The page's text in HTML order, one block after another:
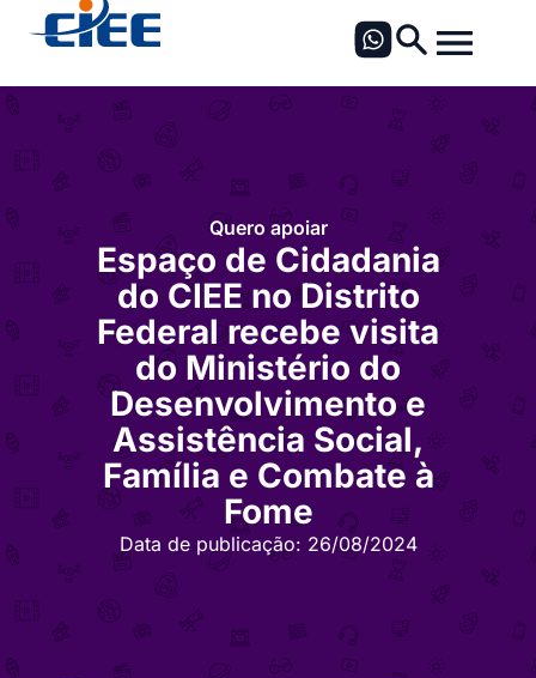
Quero apoiar
Espaço de Cidadania
do CIEE no Distrito
Federal recebe visita
do Ministério do
Desenvolvimento e
Assistência Social,
Família e Combate à
Fome
Data de publicação: 26/08/2024